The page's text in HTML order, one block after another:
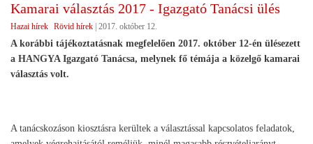
Kamarai választás 2017 - Igazgató Tanácsi ülés
Hazai hírek Rövid hírek 2017. október 12.
A korábbi tájékoztatásnak megfelelően 2017. október 12-én ülésezett
a HANGYA Igazgató Tanácsa, melynek fő témája a közelgő kamarai
választás volt.
A tanácskozáson kiosztásra kerültek a választással kapcsolatos feladatok,